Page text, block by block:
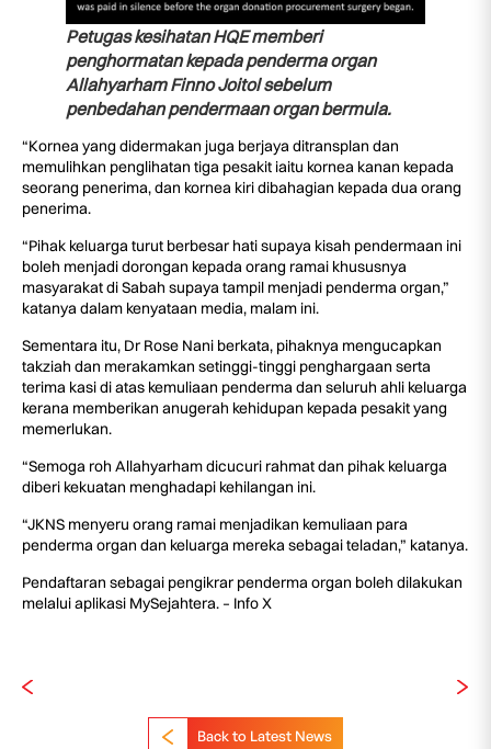
Petugas kesihatan HQE memberi
penghormatan kepada penderma organ
Allahyarham Finno Joitol sebelum
penbedahan pendermaan organ bermula.
“Kornea yang didermakan juga berjaya ditransplan dan
memulihkan penglihatan tiga pesakit iaitu kornea kanan kepada
seorang penerima, dan kornea kiri dibahagian kepada dua orang
penerima.
“Pihak keluarga turut berbesar hati supaya kisah pendermaan ini
boleh menjadi dorongan kepada orang ramai khususnya
masyarakat di Sabah supaya tampil menjadi penderma organ,”
katanya dalam kenyataan media, malam ini.
Sementara itu, Dr Rose Nani berkata, pihaknya mengucapkan
takziah dan merakamkan setinggi-tinggi penghargaan serta
terima kasi di atas kemuliaan penderma dan seluruh ahli keluarga
kerana memberikan anugerah kehidupan kepada pesakit yang
memerlukan.
“Semoga roh Allahyarham dicucuri rahmat dan pihak keluarga
diberi kekuatan menghadapi kehilangan ini.
“JKNS menyeru orang ramai menjadikan kemuliaan para
penderma organ dan keluarga mereka sebagai teladan,” katanya.
Pendaftaran sebagai pengikrar penderma organ boleh dilakukan
melalui aplikasi MySejahtera. – Info X
Back to Latest News